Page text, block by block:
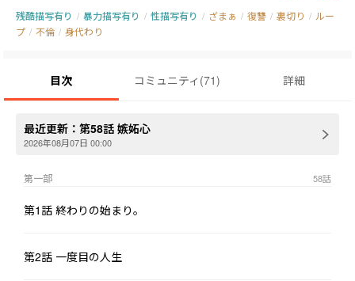
これで五回目の死に戻り。
だけど今回は恥も矜持も全てを捨てて得た勝利への道。
城ケ崎真白は高校時代の先輩である藤宮槐に密かに思いを寄せて
いた。
しかしその思いが全ての間違いだとその時は思いもしなかった。
槐の進んだ大学はエリートや御曹司達が通う難関大学。真白は必
に一度いるかいないかと言われる特待生として入学する。
しかし真白と槐の子供が生まれる予定の少し前に、槐が外国から
新山瑠衣。かつて真白と槐と同じ大学に通い、大学の高嶺の花と
残酷描写有り / 暴力描写有り / 性描写有り / ざまぁ / 復讐 / 裏切り / ルー
プ / 不倫 / 身代わり
目次 コミュニティ (71) 詳細
最近更新： 第58話 嫉妬心
2026年08月07日 00:00
第一部 58話
第1話 終わりの始まり。
第2話 一度目の人生